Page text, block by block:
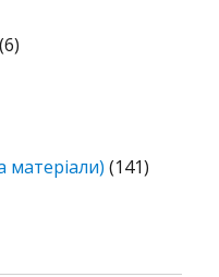
(6)
матеріали) (141)